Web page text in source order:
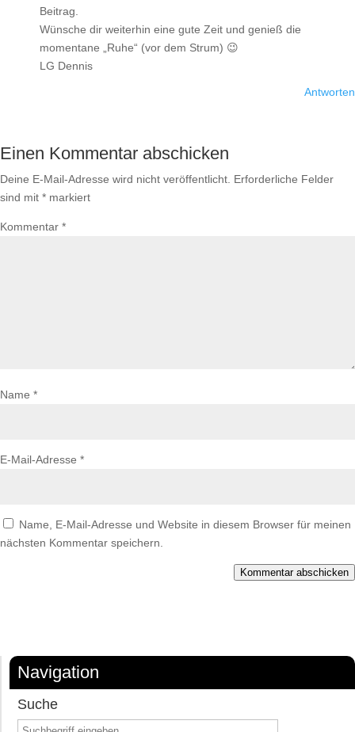
Beitrag.
Wünsche dir weiterhin eine gute Zeit und genieß die
momentane „Ruhe“ (vor dem Strum) 😉
LG Dennis
Antworten
Einen Kommentar abschicken
Deine E-Mail-Adresse wird nicht veröffentlicht. Erforderliche Felder
sind mit * markiert
Kommentar *
Name *
E-Mail-Adresse *
Name, E-Mail-Adresse und Website in diesem Browser für meinen
nächsten Kommentar speichern.
Kommentar abschicken
Navigation
Suche